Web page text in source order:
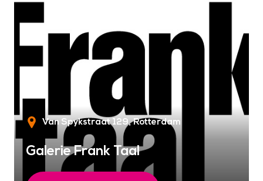
Van Spykstraat 129 Rotterdam
Galerie Frank Taal